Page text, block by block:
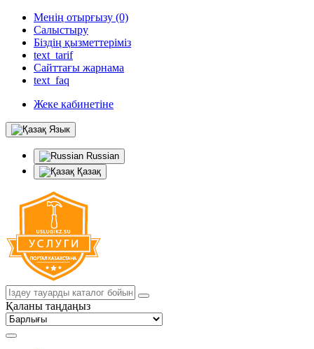
Менің отырғызу (0)
Салыстыру
Біздің қызметтеріміз
text_tarif
Сайттағы жарнама
text_faq
Жеке кабинетіне
Язык
Russian
Қазақ
Қаланы таңдаңыз